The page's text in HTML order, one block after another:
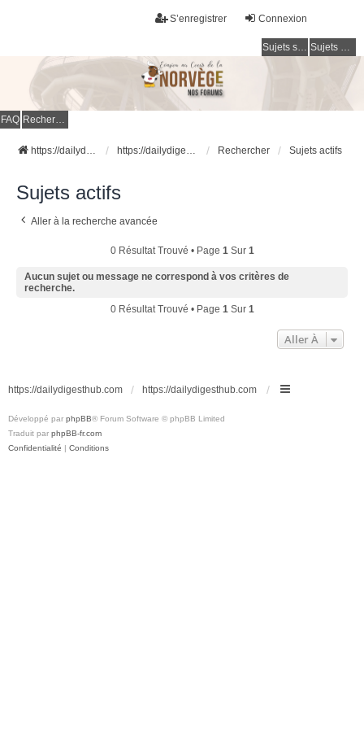
Connexion
S’enregistrer
Sujets sans réponse Sujets actifs
FAQ Rechercher
https://dailydigesthub.com https://dailydigesthub.com Rechercher Sujets actifs
Sujets actifs
Aller à la recherche avancée
0 Résultat Trouvé • Page 1Sur 1
Aucun sujet ou message ne correspond à vos critères de
recherche.
0 Résultat Trouvé • Page 1Sur 1
Aller À
https://dailydigesthub.com https://dailydigesthub.com
Développé par phpBB® Forum Software © phpBB Limited
Traduit par phpBB-fr.com
Confidentialité | Conditions